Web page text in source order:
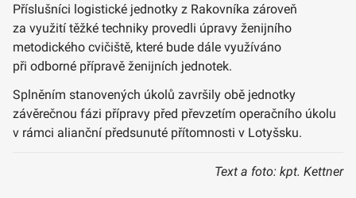
Příslušníci logistické jednotky z Rakovníka zároveň
za využití těžké techniky provedli úpravy ženijního
metodického cvičiště, které bude dále využíváno
při odborné přípravě ženijních jednotek.
Splněním stanovených úkolů završily obě jednotky
závěrečnou fázi přípravy před převzetím operačního úkolu
v rámci alianční předsunuté přítomnosti v Lotyšsku.
Text a foto: kpt. Kettner